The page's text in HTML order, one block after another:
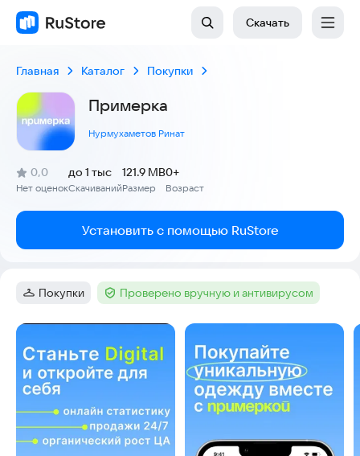
Скачать
Главная Каталог Покупки
Примерка
Нурмухаметов Ринат
Рейтинг:
0,0
(
Нет оценок
)
Скачиваний
до 1 тыс
Размер
121.9 MB
Возраст
0+
Установить с помощью RuStore
Категория:
Покупки Тег :Проверено вручную и антивирусом
Скриншоты